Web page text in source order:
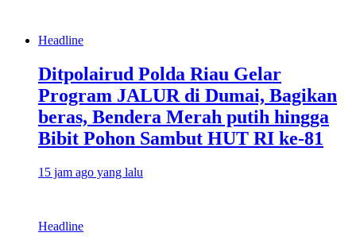
Headline
Ditpolairud Polda Riau Gelar
Program JALUR di Dumai, Bagikan
beras, Bendera Merah putih hingga
Bibit Pohon Sambut HUT RI ke-81
15 jam ago yang lalu
Headline